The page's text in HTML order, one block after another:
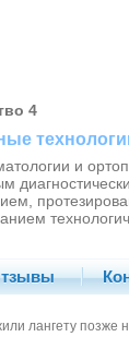
4
и
лангету позже